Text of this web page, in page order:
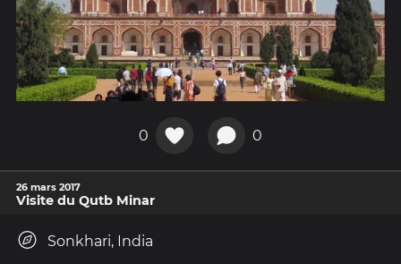
0 0
26 mars 2017
Visite du Qutb Minar
Sonkhari, India